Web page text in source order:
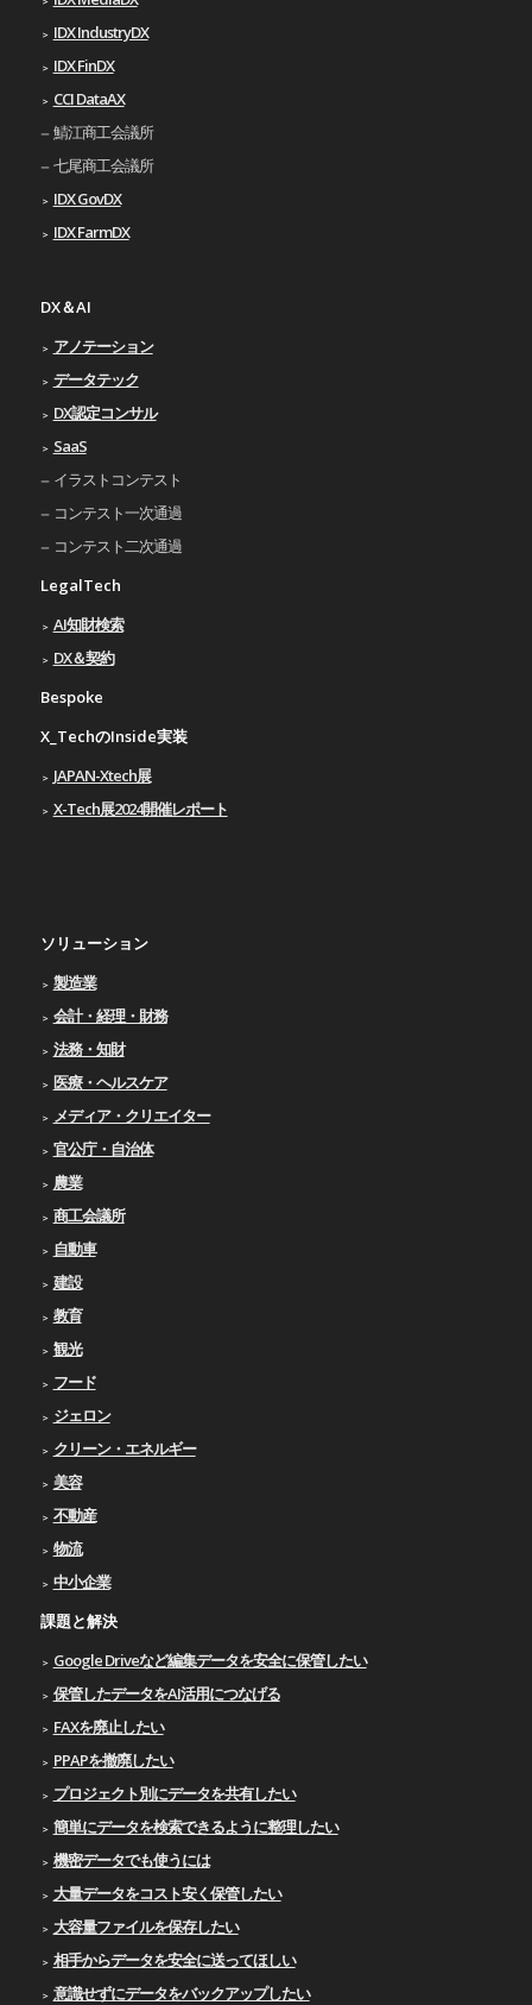
IDX IndustryDX
IDX FinDX
CCI DataAX
鯖江商工会議所
七尾商工会議所
IDX GovDX
IDX FarmDX
DX＆AI
アノテーション
データテック
DX認定コンサル
SaaS
イラストコンテスト
コンテスト一次通過
コンテスト二次通過
LegalTech
AI知財検索
DX＆契約
Bespoke
X_TechのInside実装
JAPAN-Xtech展
X-Tech展2024開催レポート
ソリューション
製造業
会計・経理・財務
法務・知財
医療・ヘルスケア
メディア・クリエイター
官公庁・自治体
農業
商工会議所
自動車
建設
教育
観光
フード
ジェロン
クリーン・エネルギー
美容
不動産
物流
中小企業
課題と解決
Google Driveなど編集データを安全に保管したい
保管したデータをAI活用につなげる
FAXを廃止したい
PPAPを撤廃したい
プロジェクト別にデータを共有したい
簡単にデータを検索できるように整理したい
機密データでも使うには
大量データをコスト安く保管したい
大容量ファイルを保存したい
相手からデータを安全に送ってほしい
意識せずにデータをバックアップしたい